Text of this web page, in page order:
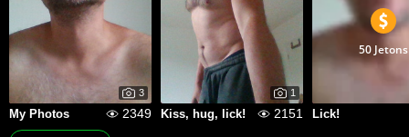
3
My Photos 2349
1
Kiss, hug, lick! 2151
50 Jetons
Lick!